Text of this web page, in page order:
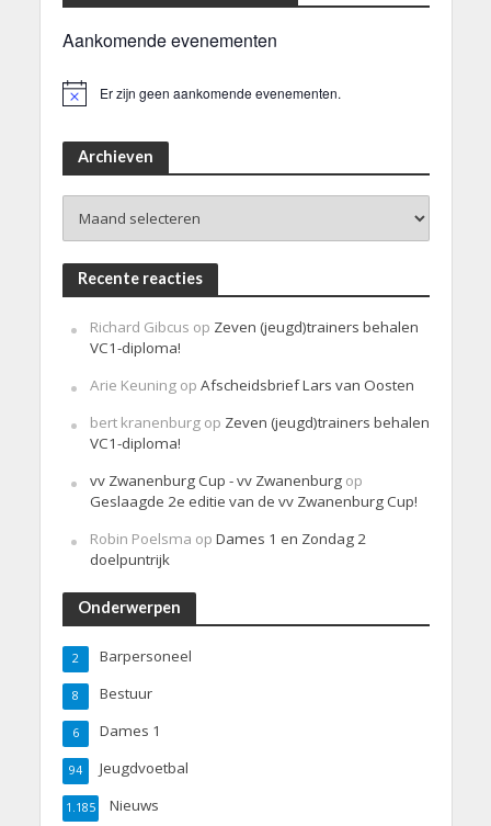
Aankomende evenementen
Er zijn geen aankomende evenementen.
Archieven
Recente reacties
Richard Gibcus op Zeven (jeugd)trainers behalen
VC1-diploma!
Arie Keuningop Afscheidsbrief Lars van Oosten
bert kranenburgop Zeven (jeugd)trainers behalen
VC1-diploma!
vv Zwanenburg Cup - vv Zwanenburgop
Geslaagde 2e editie van de vv Zwanenburg Cup!
Robin Poelsma op Dames 1 en Zondag 2
doelpuntrijk
Onderwerpen
Barpersoneel
2
Bestuur
8
Dames 1
6
Jeugdvoetbal
94
Nieuws
1.185